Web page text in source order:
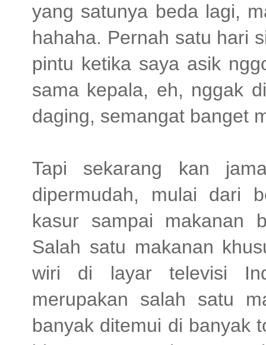
yang satunya beda lagi,
hahaha. Pernah satu hari
pintu ketika saya asik
sama kepala, eh, nggak
daging, semangat banget
Tapi sekarang kan
dipermudah, mulai dari
kasur sampai makanan
Salah satu makanan
wiri di layar televisi
merupakan salah satu
banyak ditemui di banyak